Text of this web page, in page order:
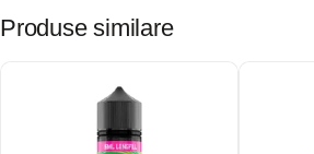
Produse similare